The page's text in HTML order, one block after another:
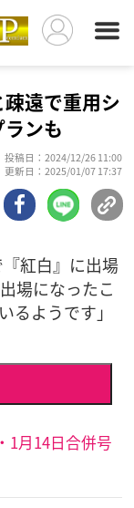
遠で重用シ
ンも
投稿日：2024/12/26 11:00
更新日：2025/01/07 17:37
『紅白』に出場
場になったこ
るようです」
1月14日合併号